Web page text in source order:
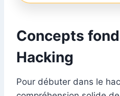
Concepts
Hacking
Pour débuter dans le